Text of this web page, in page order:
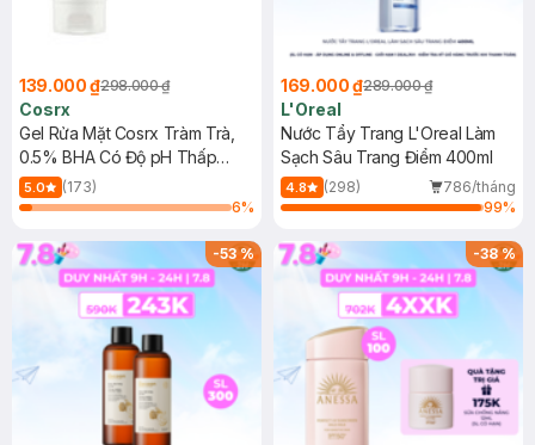
139.000 ₫298.000 ₫
Cosrx
Gel Rửa Mặt Cosrx Tràm Trà,
0.5% BHA Có Độ pH Thấp
150ml
5.0
(173)
6%
169.000 ₫289.000 ₫
L'Oreal
Nước Tẩy Trang L'Oreal Làm
Sạch Sâu Trang Điểm 400ml
4.8 (298)
786/tháng
99%
-53% -38%